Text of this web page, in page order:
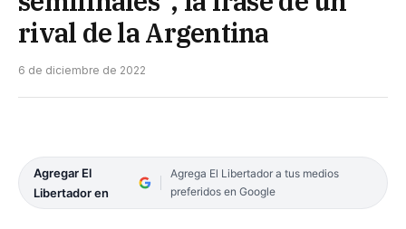
rival de la Argentina
6 de diciembre de 2022
Agregar El
Libertador en
Agrega El Libertador a tus medios
preferidos en Google